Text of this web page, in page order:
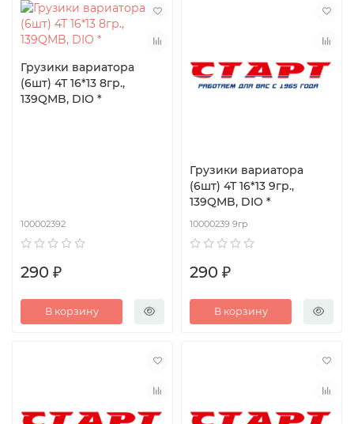
Грузики вариатора
(6шт) 4Т 16*13 8гр.,
139QMB, DIO *
100002392
290 ₽
В корзину
Грузики вариатора
(6шт) 4Т 16*13 9гр.,
139QMB, DIO *
10000239 9гр
290 ₽
В корзину